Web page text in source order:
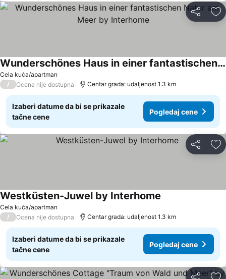
Deli
Cela kuća/apartman
Wunderschönes Haus in einer fantastischen Natur am Meer by Interhome
/ Ocena nije dostupna Centar grada: udaljenost 1.3 km
Izaberi datume da bi se prikazale
tačne cene
Pogledaj cene
Deli
Cela kuća/apartman
Westküsten-Juwel by Interhome
/ Ocena nije dostupna Centar grada: udaljenost 1.3 km
Izaberi datume da bi se prikazale
tačne cene
Pogledaj cene